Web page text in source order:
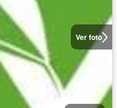
Ver foto